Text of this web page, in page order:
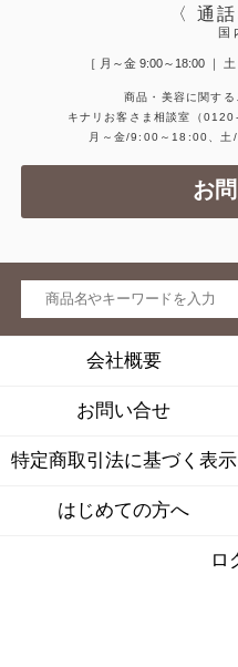
〈 通
国
［ 月～金 9:00～18:00 ｜
商品・美容に関する
キナリお客さま相談室
（
月～金/9:00～18:00、土
お
会社概要
お問い合せ
特定商取引法に基づく表示
はじめての方へ
ロ